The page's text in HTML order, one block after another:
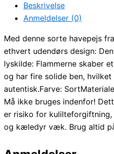
Beskrivelse
Anmeldelser (0)
Med denne sorte havepejs
ethvert udendørs design:
lyskilde: Flammerne skaber
og har fire solide ben,
autentisk.Farve:
Må ikke bruges indenfor!
er risiko for
og kæledyr væk. Brug altid